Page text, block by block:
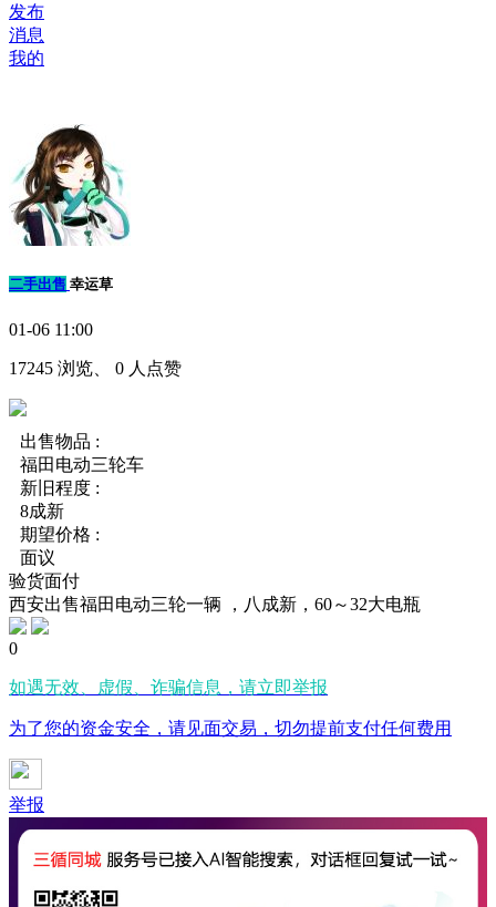
发布
消息
我的
二手出售 幸运草
01-06 11:00
17245 浏览、 0 人点赞
出售物品 :
福田电动三轮车
新旧程度 :
8成新
期望价格 :
面议
验货面付
西安出售福田电动三轮一辆 ，八成新，60～32大电瓶
0
如遇无效、虚假、诈骗信息，请立即举报
为了您的资金安全，请见面交易，切勿提前支付任何费用
举报